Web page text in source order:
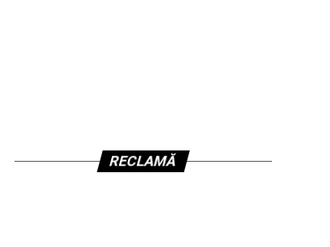
RECLAMĂ